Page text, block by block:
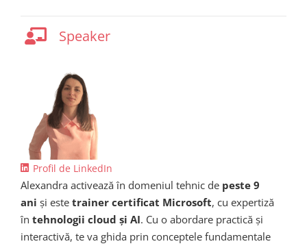
Speaker
Alexandra activează în domeniul tehnic de peste 9
ani și este trainer certificat Microsoft, cu expertiză
în tehnologii cloud și AI. Cu o abordare practică și
interactivă, te va ghida prin conceptele fundamentale
Profil de LinkedIn